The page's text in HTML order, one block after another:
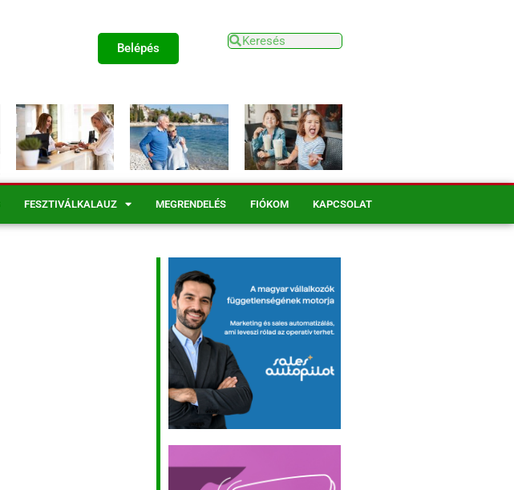
Belépés
FESZTIVÁLKALAUZ MEGRENDELÉS FIÓKOM KAPCSOLAT